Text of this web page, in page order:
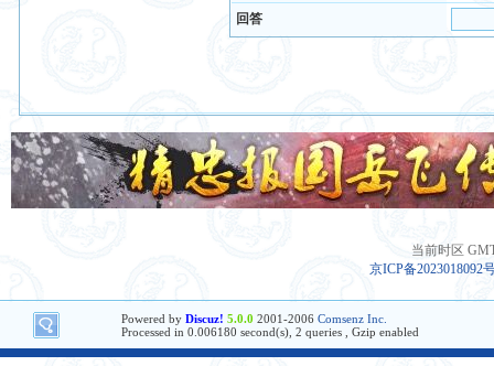
回答
当前时区
京ICP备2023018092
Powered by Discuz! 5.0.0 2001-2006 Comsenz Inc.
Processed in 0.006180 second(s), 2 queries , Gzip enabled